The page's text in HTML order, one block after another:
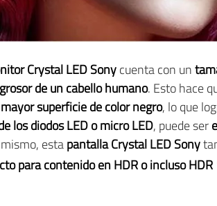
Crystal LED Sonycuenta con un
de un cabello humano. Esto hace
mayor superficie de color negro, lo que
los diodos LED o micro LED, puede ser
estapantalla Crystal LED Sony
para contenido en HDR o incluso